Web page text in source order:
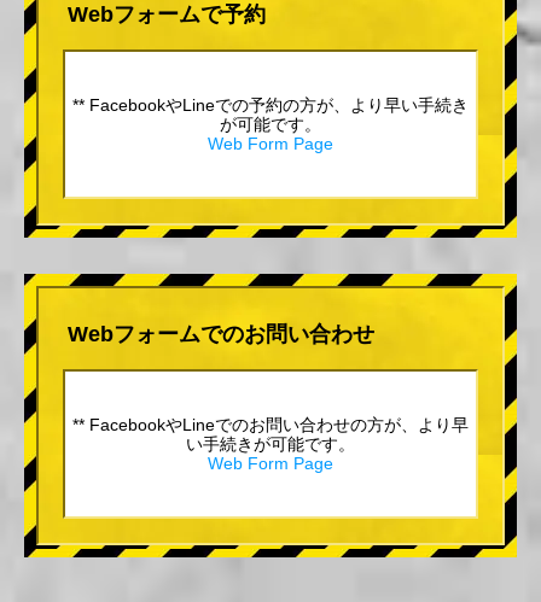
Webフォームで予約
** FacebookやLineでの予約の方が、より早い手続き
が可能です。
Web Form Page
Webフォームでのお問い合わせ
** FacebookやLineでのお問い合わせの方が、より早
い手続きが可能です。
Web Form Page